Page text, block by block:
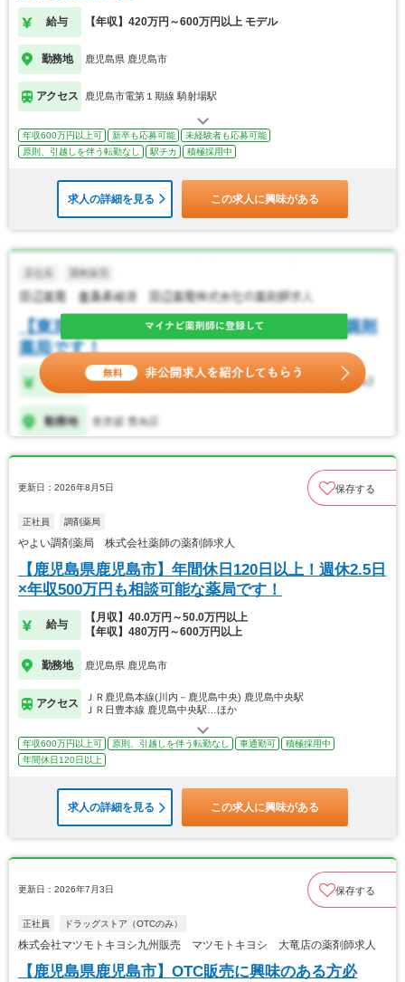
給与 【年収】420万円～600万円以上 モデル
勤務地 鹿児島県 鹿児島市
アクセス 鹿児島市電第１期線 騎射場駅
年収600万円以上可 新卒も応募可能
未経験者も応募可能
原則、引越しを伴う転勤なし
駅チカ 積極採用中
求人の詳細を見る この求人に興味がある
更新日：2026年8月5日 保存する
正社員 調剤薬局
やよい調剤薬局 株式会社薬師の薬剤師求人
【鹿児島県鹿児島市】年間休日120日以上！週休2.5日
×年収500万円も相談可能な薬局です！
給与
【月収】40.0万円～50.0万円以上
【年収】480万円～600万円以上
勤務地 鹿児島県 鹿児島市
アクセス
ＪＲ鹿児島本線(川内－鹿児島中央) 鹿児島中央駅
ＪＲ日豊本線 鹿児島中央駅…ほか
年収600万円以上可 原則、引越しを伴う転勤なし 車通勤可
積極採用中
年間休日120日以上
求人の詳細を見る この求人に興味がある
更新日：2026年7月3日 保存する
正社員 ドラッグストア（OTCのみ）
株式会社マツモトキヨシ九州販売 マツモトキヨシ 大竜店の薬剤師求人
【鹿児島県鹿児島市】OTC販売に興味のある方必